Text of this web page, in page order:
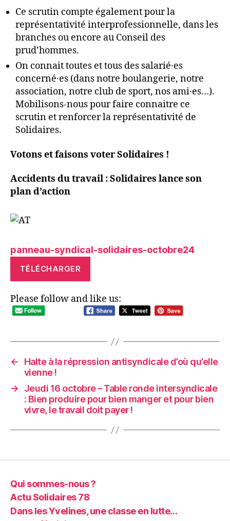
Ce scrutin compte également pour la
représentativité interprofessionnelle, dans les
branches ou encore au Conseil des
prud’hommes.
On connait toutes et tous des salarié·es
concerné·es (dans notre boulangerie, notre
association, notre club de sport, nos ami·es…).
Mobilisons-nous pour faire connaitre ce
scrutin et renforcer la représentativité de
Solidaires.
Votons et faisons voter Solidaires !
Accidents du travail : Solidaires lance son
plan d’action
panneau-syndical-solidaires-octobre24
TÉLÉCHARGER
Please follow and like us:
←
Halte à la répression antisyndicale d’où qu’elle
vienne !
→
Jeudi 16 octobre – Table ronde intersyndicale
: Bien produire pour bien manger et pour bien
vivre, le travail doit payer !
Qui sommes-nous ?
Actu Solidaires 78
Dans les Yvelines, une classe en lutte…